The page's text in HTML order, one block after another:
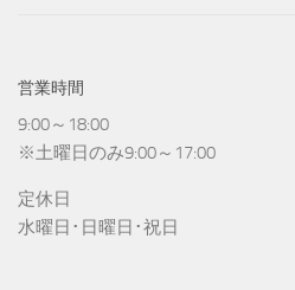
営業時間
9:00～18:00
※土曜日のみ9:00～17:00
定休日
水曜日･日曜日･祝日